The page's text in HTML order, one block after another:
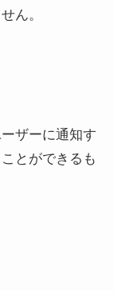
ん。
ザーに通知す
とができるも